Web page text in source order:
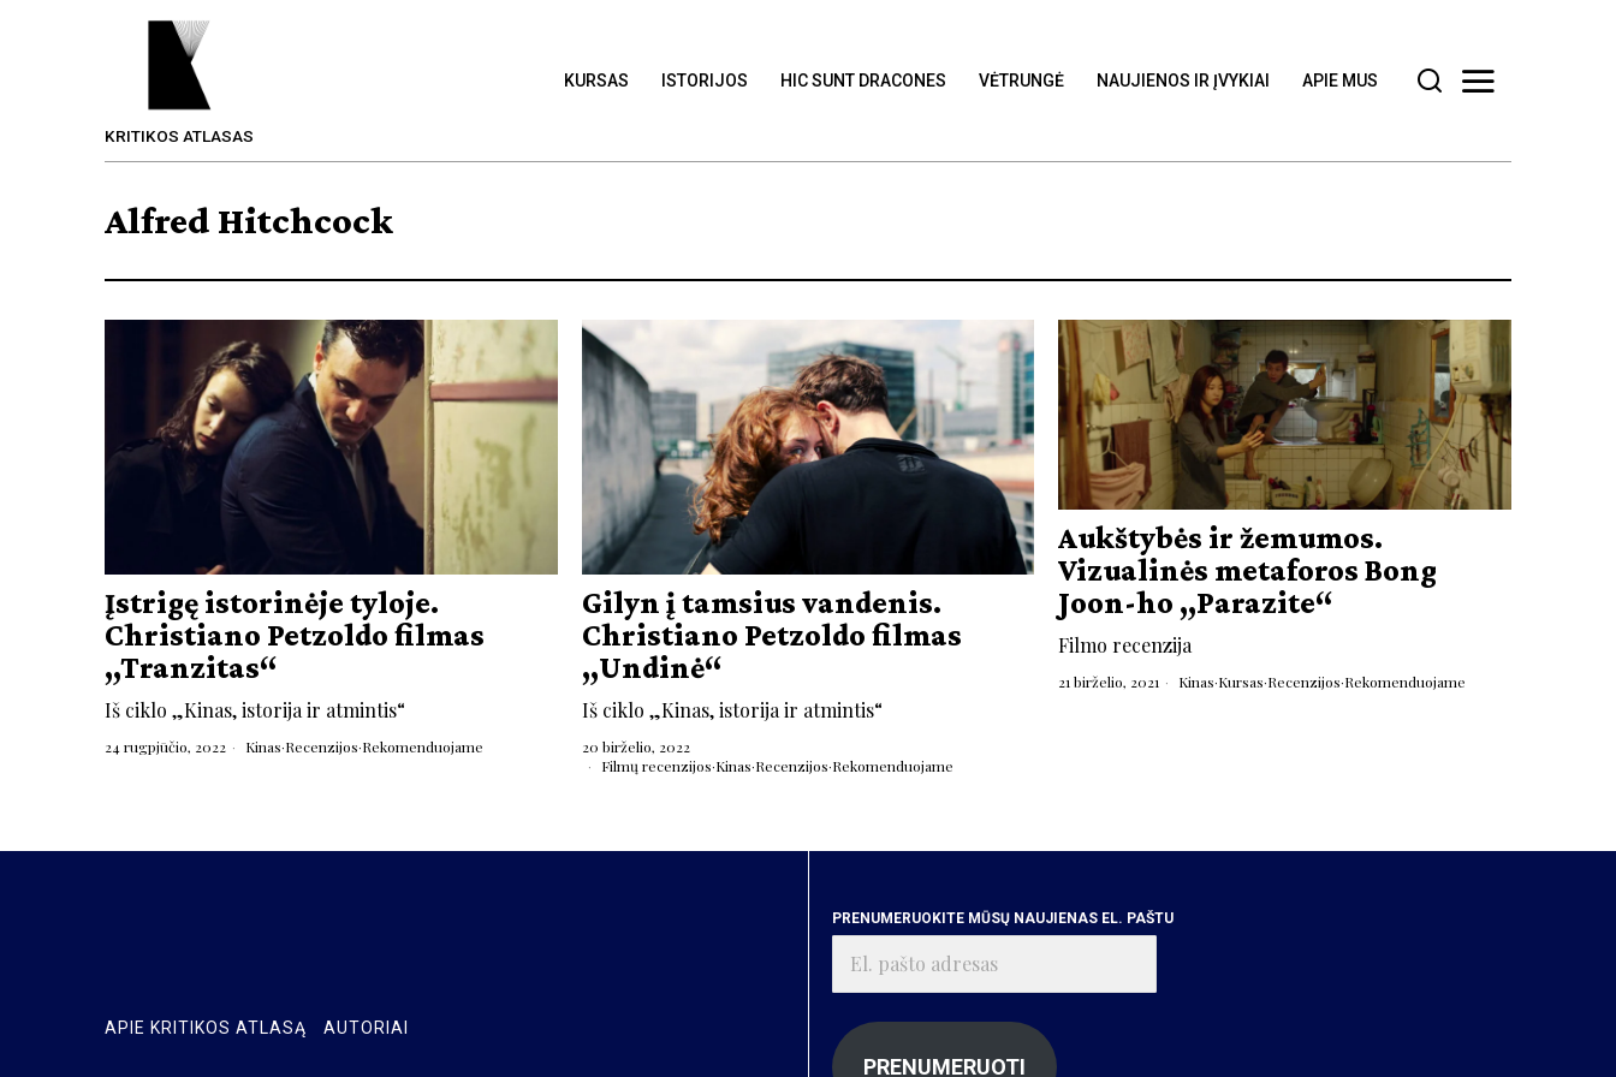
KRITIKOS ATLASAS
KURSAS ISTORIJOS HIC SUNT DRACONES VĖTRUNGĖ NAUJIENOS IR ĮVYKIAI APIE MUS
Alfred Hitchcock
Įstrigę istorinėje tyloje.
Christiano Petzoldo filmas
„Tranzitas“
Iš ciklo „Kinas, istorija ir atmintis“
24 rugpjūčio, 2022 Kinas·Recenzijos·Rekomenduojame
Gilyn į tamsius vandenis.
Christiano Petzoldo filmas
„Undinė“
Iš ciklo „Kinas, istorija ir atmintis“
20 birželio, 2022
Filmų recenzijos·Kinas·Recenzijos·Rekomenduojame
Aukštybės ir žemumos.
Vizualinės metaforos Bong
Joon-ho „Parazite“
Filmo recenzija
21 birželio, 2021 Kinas·Kursas·Recenzijos·Rekomenduojame
APIE KRITIKOS ATLASĄ AUTORIAI
PRENUMERUOKITE MŪSŲ NAUJIENAS EL. PAŠTU
pašto
PRENUMERUOTI